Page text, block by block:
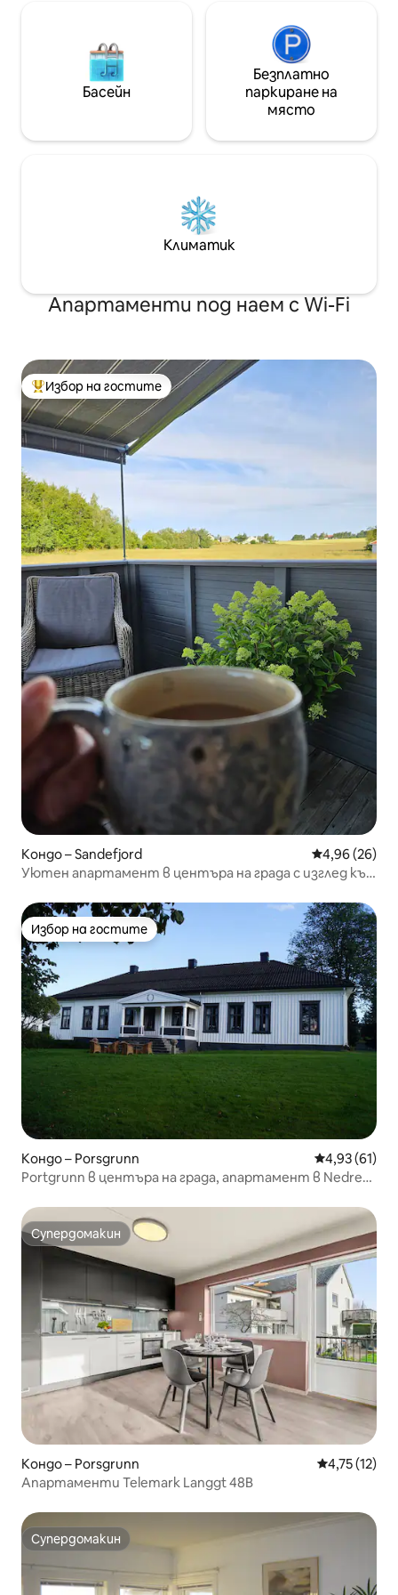
Басейн
Безплатно
паркиране на
място
Климатик
Апартаменти под наем с Wi-Fi
Най-популярен избор на гостите
Избор на гостите
Кондо – Sandefjord Средна
4,96 (26)
Уютен апартамент в центъра на града с изглед към
Избор на гостите
Избор на гостите
Кондо – Porsgrunn Средна
4,93 (61)
Portgrunn в центъра на града, апартамент в Nedre
Супердомакин
Супердомакин
Кондо – Porsgrunn Средна
4,75 (12)
Апартаменти Telemark Langgt 48B
Супердомакин
Супердомакин